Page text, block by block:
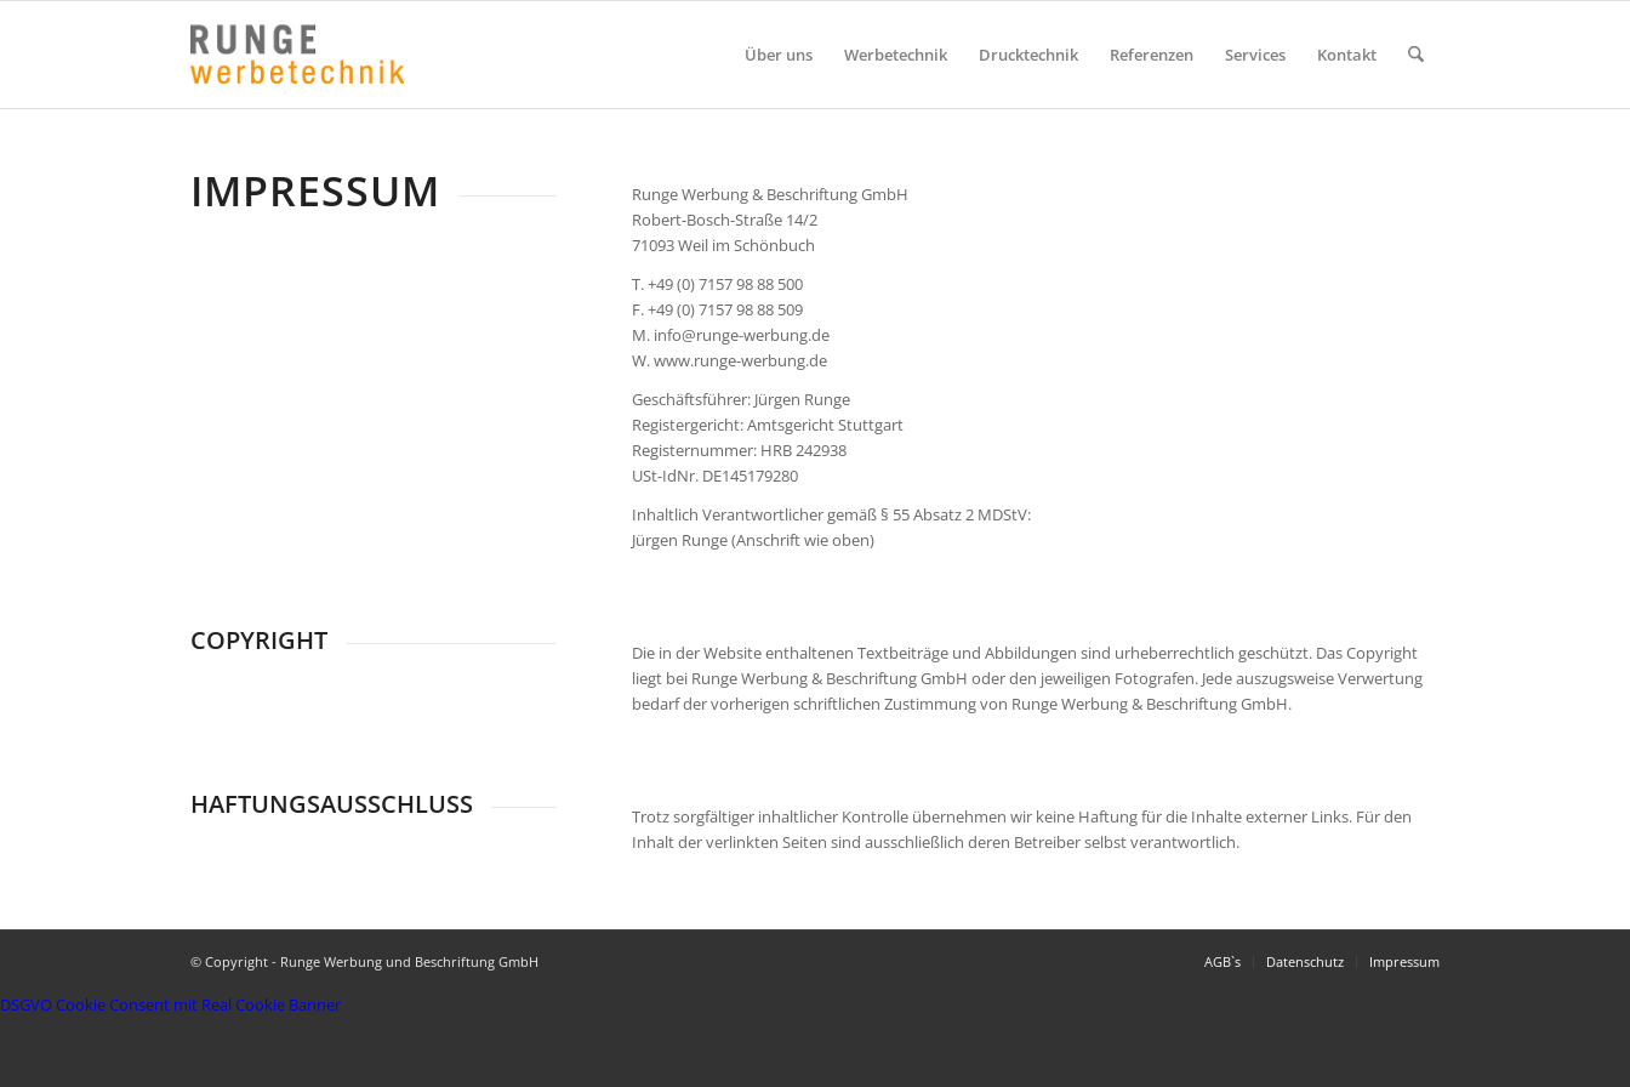
Über uns Werbetechnik Drucktechnik Referenzen Services Kontakt
IMPRESSUM
Runge Werbung & Beschriftung GmbH
Robert-Bosch-Straße 14/2
71093 Weil im Schönbuch
T. +49 (0) 7157 98 88 500
F. +49 (0) 7157 98 88 509
M. info@runge-werbung.de
W. www.runge-werbung.de
Geschäftsführer: Jürgen Runge
Registergericht: Amtsgericht Stuttgart
Registernummer: HRB 242938
USt-IdNr. DE145179280
Inhaltlich Verantwortlicher gemäß § 55 Absatz 2 MDStV:
Jürgen Runge (Anschrift wie oben)
COPYRIGHT
Die in der Website enthaltenen Textbeiträge und Abbildungen sind urheberrechtlich geschützt. Das Copyright
liegt bei Runge Werbung & Beschriftung GmbH oder den jeweiligen Fotografen. Jede auszugsweise Verwertung
bedarf der vorherigen schriftlichen Zustimmung von Runge Werbung & Beschriftung GmbH.
HAFTUNGSAUSSCHLUSS
Trotz sorgfältiger inhaltlicher Kontrolle übernehmen wir keine Haftung für die Inhalte externer Links. Für den
Inhalt der verlinkten Seiten sind ausschließlich deren Betreiber selbst verantwortlich.
© Copyright - Runge Werbung und Beschriftung GmbH AGB`s Datenschutz Impressum
DSGVO Cookie Consent mit Real Cookie Banner